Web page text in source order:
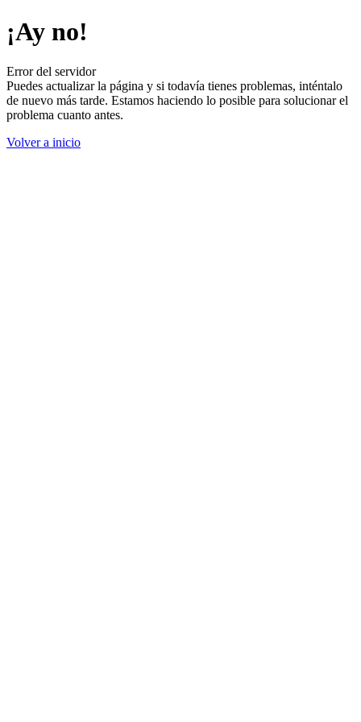
¡Ay no!
Error del servidor
Puedes actualizar la página y si todavía tienes problemas, inténtalo
de nuevo más tarde. Estamos haciendo lo posible para solucionar el
problema cuanto antes.
Volver a inicio